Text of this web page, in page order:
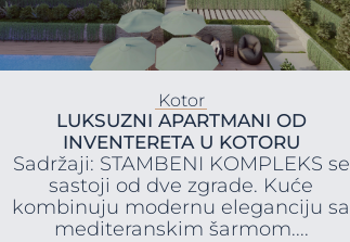
Kotor
LUKSUZNI APARTMANI OD
INVENTERETA U KOTORU
Sadržaji: STAMBENI KOMPLEKS se
sastoji od dve zgrade. Kuće
kombinuju modernu eleganciju sa
mediteranskim šarmom....